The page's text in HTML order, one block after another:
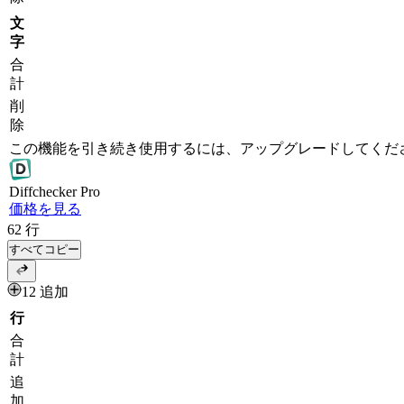
文
字
合
計
削
除
この機能を引き続き使用するには、アップグレードしてくだ
DiffcheckerPro
価格を見る
62 行
すべてコピー
12 追加
行
合
計
追